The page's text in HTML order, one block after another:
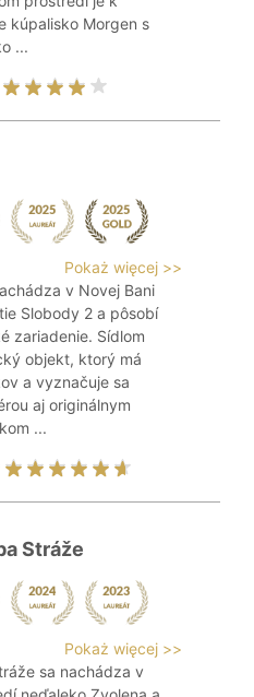
kúpalisko Morgen s
...
Pokaż więcej >>
v Novej Bani
Slobody 2 a pôsobí
zariadenie. Sídlom
objekt, ktorý má
a vyznačuje sa
aj originálnym
...
Stráže
Pokaż więcej >>
sa nachádza v